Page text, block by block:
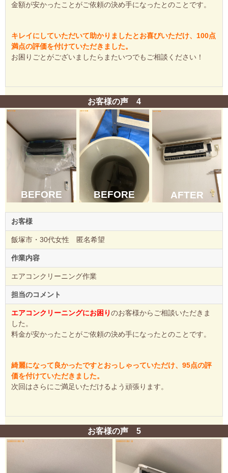
金額が安かったことがご依頼の決め手になったとのことです。
キレイにしていただいて助かりましたとお喜びいただけ、100点
満点の評価を付けていただきました。
お困りごとがございましたらまたいつでもご相談ください！
お客様の声 4
BEFORE BEFORE AFTER
お客様
飯塚市・30代女性 匿名希望
作業内容
エアコンクリーニング作業
担当のコメント
エアコンクリーニングにお困りのお客様からご相談いただきま
した。
料金が安かったことがご依頼の決め手になったとのことです。
綺麗になって良かったですとおっしゃっていただけ、95点の評
価を付けていただきました。
次回はさらにご満足いただけるよう頑張ります。
お客様の声 5